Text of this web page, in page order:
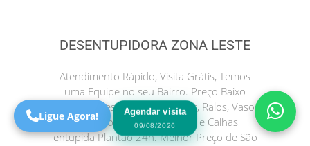
DESENTUPIDORA ZONA LESTE
Atendimento Rápido, Visita Grátis, Temos
uma Equipe no seu Bairro. Preço Baixo
Ligue Já. Desentupimento Pias, Ralos, Vaso
Sanitário, Caixa de Esgotos e Calhas
entupida Plantão 24h. Melhor Preço de São
Agendar visita
09/08/2026
São Paulo! Precisa de
Online
Ligue Agora!